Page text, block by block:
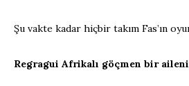
Şu vakte kadar hiçbir takım Fas’ın
Regragui Afrikalı göçmen bir